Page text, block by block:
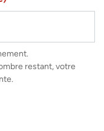
restant, votre